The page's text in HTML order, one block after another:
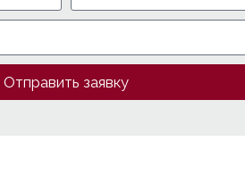
Отправить заявку